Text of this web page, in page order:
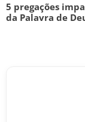
5 pregações
da Palavra de